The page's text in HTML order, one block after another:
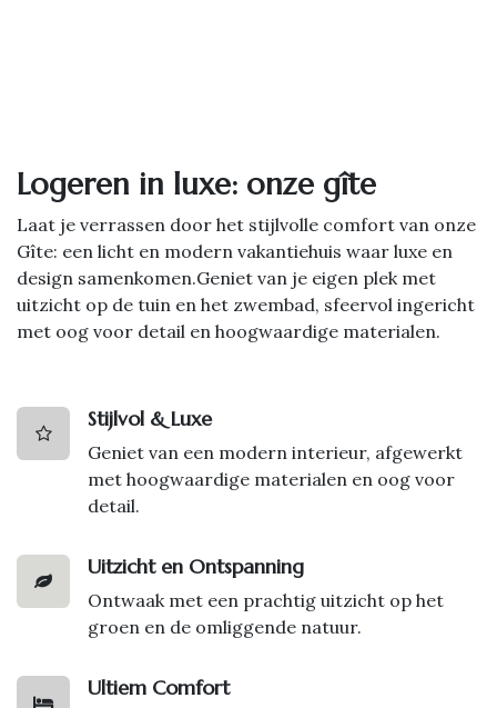
Logeren in luxe: onze gîte
Laat je verrassen door het stijlvolle comfort van onze
Gîte: een licht en modern vakantiehuis waar luxe en
design samenkomen.Geniet van je eigen plek met
uitzicht op de tuin en het zwembad, sfeervol ingericht
met oog voor detail en hoogwaardige materialen.
Stijlvol & Luxe
Geniet van een modern interieur, afgewerkt
met hoogwaardige materialen en oog voor
detail.
Uitzicht en Ontspanning
Ontwaak met een prachtig uitzicht op het
groen en de omliggende natuur.
Ultiem Comfort